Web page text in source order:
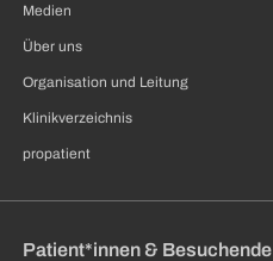
Medien
Über uns
Organisation und Leitung
Klinikverzeichnis
propatient
Patient*innen & Besuchende